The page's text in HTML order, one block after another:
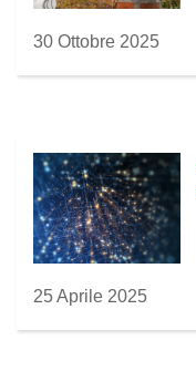
30 Ottobre 2025
25 Aprile 2025